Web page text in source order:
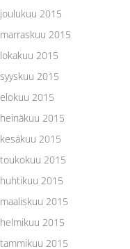
joulukuu 2015
marraskuu 2015
lokakuu 2015
syyskuu 2015
elokuu 2015
heinäkuu 2015
kesäkuu 2015
toukokuu 2015
huhtikuu 2015
maaliskuu 2015
helmikuu 2015
tammikuu 2015